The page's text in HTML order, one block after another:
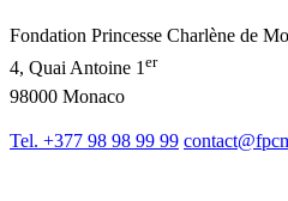
Fondation Princesse Charlène de
4, Quai Antoine 1 er
98000 Monaco
Tel. +377 98 98 99 99